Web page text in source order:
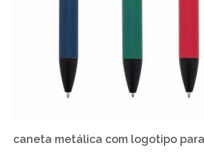
caneta metálica com logotipo